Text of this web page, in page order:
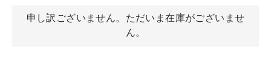
申し訳ございません。ただいま在庫がございませ
ん。